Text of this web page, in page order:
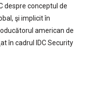
despre conceptul de
şi implicit în
american de
în cadrul IDC Security